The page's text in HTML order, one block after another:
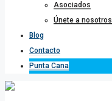
Asociados
Únete a nosotros
Blog
Contacto
Punta Cana